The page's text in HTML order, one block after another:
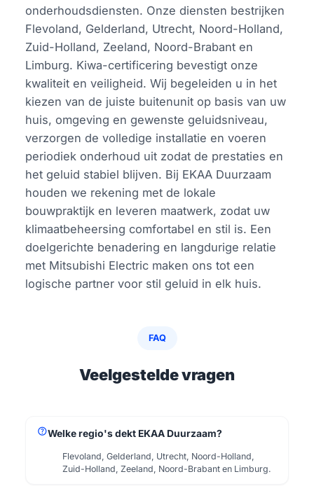
onderhoudsdiensten. Onze diensten bestrijken
Flevoland, Gelderland, Utrecht, Noord-Holland,
Zuid-Holland, Zeeland, Noord-Brabant en
Limburg. Kiwa-certificering bevestigt onze
kwaliteit en veiligheid. Wij begeleiden u in het
kiezen van de juiste buitenunit op basis van uw
huis, omgeving en gewenste geluidsniveau,
verzorgen de volledige installatie en voeren
periodiek onderhoud uit zodat de prestaties en
het geluid stabiel blijven. Bij EKAA Duurzaam
houden we rekening met de lokale
bouwpraktijk en leveren maatwerk, zodat uw
klimaatbeheersing comfortabel en stil is. Een
doelgerichte benadering en langdurige relatie
met Mitsubishi Electric maken ons tot een
logische partner voor stil geluid in elk huis.
FAQ
Veelgestelde vragen
helpWelke regio's dekt EKAA Duurzaam?
Flevoland, Gelderland, Utrecht, Noord-Holland,
Zuid-Holland, Zeeland, Noord-Brabant en Limburg.